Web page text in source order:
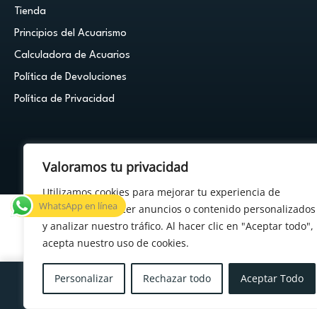
Valoramos tu privacidad
Utilizamos cookies para mejorar tu experiencia de
navegación, ofrecer anuncios o contenido personalizados
y analizar nuestro tráfico. Al hacer clic en "Aceptar todo",
acepta nuestro uso de cookies.
Personalizar Rechazar todo Aceptar Todo
Tienda
Principios del Acuarismo
Calculadora de Acuarios
Política de Devoluciones
Política de Privacidad
¿Tenés alguna duda?
Menu Cuenta Carrito Deseos
WhatsApp en línea